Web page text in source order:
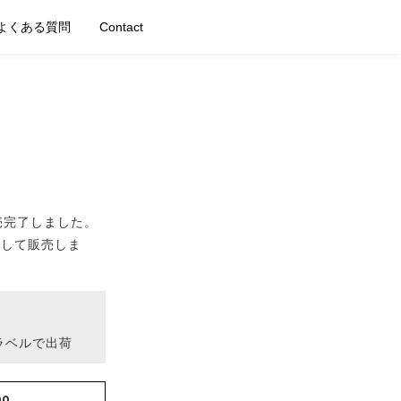
くある質問 Contact
了しました。
て販売しま
ベルで出荷